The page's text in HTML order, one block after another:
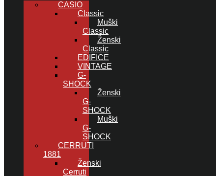
CASIO
Classic
Muški
Classic
Ženski
Classic
EDIFICE
VINTAGE
G-
SHOCK
Ženski
G-
SHOCK
Muški
G-
SHOCK
CERRUTI
1881
Ženski
Cerruti